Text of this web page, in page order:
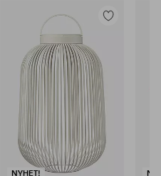
NYHET!
Lägg
favoriter